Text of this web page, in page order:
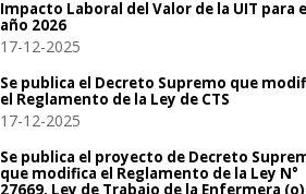
Impacto Laboral del Valor de la UIT para el
año 2026
17-12-2025
Se publica el Decreto Supremo que
el Reglamento de la Ley de CTS
17-12-2025
Se publica el proyecto de Decreto
que modifica el Reglamento de la Ley N°